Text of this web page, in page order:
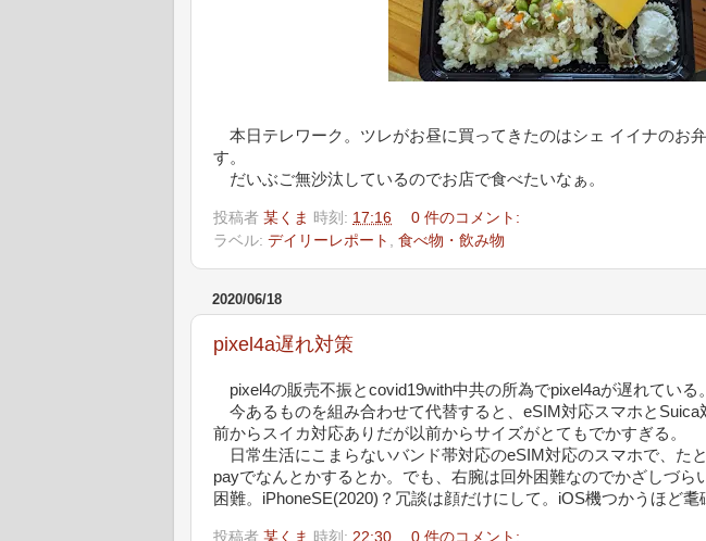
本日テレワーク。ツレがお昼に買ってきたのはシェ イイナのお
す。
だいぶご無沙汰しているのでお店で食べたいなぁ。
投稿者 某くま 時刻: 17:16
0 件のコメント:
ラベル: デイリーレポート 食べ物・飲み物
2020/06/18
pixel4a遅れ対策
pixel4の販売不振とcovid19with中共の所為でpixel4aが遅れている。
今あるものを組み合わせて代替すると、eSIM対応スマホとSuica
前からスイカ対応ありだが以前からサイズがとてもでかすぎる。
日常生活にこまらないバンド帯対応のeSIM対応のスマホで、た
payでなんとかするとか。でも、右腕は回外困難なのでかざしづら
困難。iPhoneSE(2020)？冗談は顔だけにして。iOS機つかうほど耄
投稿者 某くま 時刻: 22:30
0 件のコメント: